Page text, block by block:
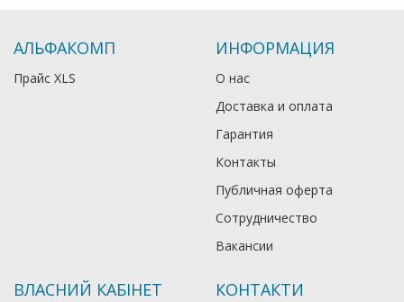
АЛЬФАКОМП
Прайс XLS
ИНФОРМАЦИЯ
О нас
Доставка и оплата
Гарантия
Контакты
Публичная оферта
Сотрудничество
Вакансии
ВЛАСНИЙ КАБІНЕТ КОНТАКТИ